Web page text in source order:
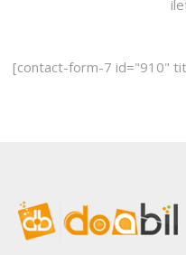
[contact-form-7 id="910"